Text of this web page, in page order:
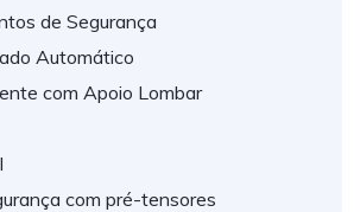
de Segurança
Automático
com Apoio Lombar
com pré-tensores